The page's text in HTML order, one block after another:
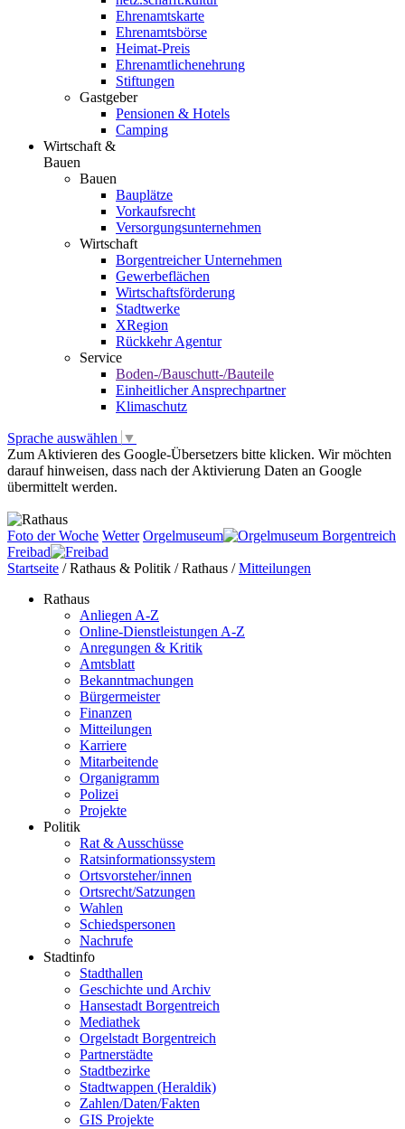
Ehrenamtskarte
Ehrenamtsbörse
Heimat-Preis
Ehrenamtlichenehrung
Stiftungen
Gastgeber
Pensionen & Hotels
Camping
Wirtschaft &
Bauen
Bauen
Bauplätze
Vorkaufsrecht
Versorgungsunternehmen
Wirtschaft
Borgentreicher Unternehmen
Gewerbeflächen
Wirtschaftsförderung
Stadtwerke
XRegion
Rückkehr Agentur
Service
Boden-/Bauschutt-/Bauteile
Einheitlicher Ansprechpartner
Klimaschutz
Sprache auswählen ▼
Zum Aktivieren des Google-Übersetzers bitte klicken. Wir möchten
darauf hinweisen, dass nach der Aktivierung Daten an Google
übermittelt werden.
Foto der Woche Wetter Orgelmuseum
Freibad
Startseite /Rathaus & Politik /Rathaus /Mitteilungen
Rathaus
Anliegen A-Z
Online-Dienstleistungen A-Z
Anregungen & Kritik
Amtsblatt
Bekanntmachungen
Bürgermeister
Finanzen
Mitteilungen
Karriere
Mitarbeitende
Organigramm
Polizei
Projekte
Politik
Rat & Ausschüsse
Ratsinformationssystem
Ortsvorsteher/innen
Ortsrecht/Satzungen
Wahlen
Schiedspersonen
Nachrufe
Stadtinfo
Stadthallen
Geschichte und Archiv
Hansestadt Borgentreich
Mediathek
Orgelstadt Borgentreich
Partnerstädte
Stadtbezirke
Stadtwappen (Heraldik)
Zahlen/Daten/Fakten
GIS Projekte